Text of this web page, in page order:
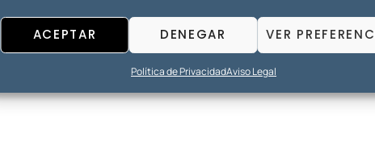
ACEPTAR DENEGAR VER
Política de PrivacidadAviso Legal